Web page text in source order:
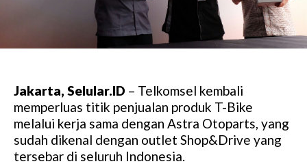
Jakarta, Selular.ID – Telkomsel kembali
memperluas titik penjualan produk T-Bike
melalui kerja sama dengan Astra Otoparts, yang
sudah dikenal dengan outlet Shop&Drive yang
tersebar di seluruh Indonesia.